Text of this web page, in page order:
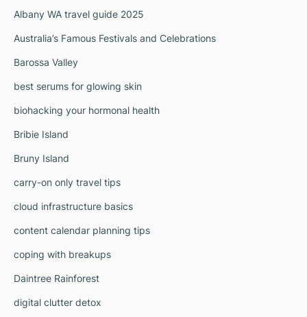
Albany WA travel guide 2025
Australia’s Famous Festivals and Celebrations
Barossa Valley
best serums for glowing skin
biohacking your hormonal health
Bribie Island
Bruny Island
carry-on only travel tips
cloud infrastructure basics
content calendar planning tips
coping with breakups
Daintree Rainforest
digital clutter detox